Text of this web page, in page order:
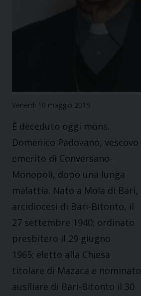
Venerdì 10 maggio 2019
È deceduto oggi mons.
Domenico Padovano, vescovo
emerito di Conversano-
Monopoli, dopo una lunga
malattia. Nato a Mola di Bari,
arcidiocesi di Bari-Bitonto, il
27 settembre 1940; ordinato
presbitero il 29 giugno
1965; eletto alla Chiesa
titolare di Mazaca e nominato
ausiliare di Bari-Bitonto il 30